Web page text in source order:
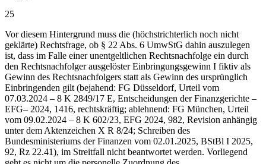
25
Vor diesem Hintergrund muss die (höchstrichterlich noch nicht
geklärte) Rechtsfrage, ob § 22 Abs. 6 UmwStG dahin auszulegen
ist, dass im Falle einer unentgeltlichen Rechtsnachfolge ein durch
den Rechtsnachfolger ausgelöster Einbringungsgewinn I fiktiv als
Gewinn des Rechtsnachfolgers statt als Gewinn des ursprünglich
Einbringenden gilt (bejahend: FG Düsseldorf, Urteil vom
07.03.2024 – 8 K 2849/17 E, Entscheidungen der Finanzgerichte –
EFG– 2024, 1416, rechtskräftig; ablehnend: FG München, Urteil
vom 09.02.2024 – 8 K 602/23, EFG 2024, 982, Revision anhängig
unter dem Aktenzeichen X R 8/24; Schreiben des
Bundesministeriums der Finanzen vom 02.01.2025, BStBl I 2025,
92, Rz 22.41), im Streitfall nicht beantwortet werden. Vorliegend